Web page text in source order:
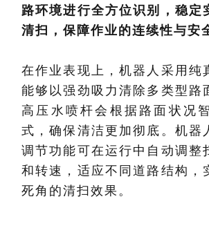
路环境进行全方位识别，稳定
清扫，保障作业的连续性与安
在作业表现上，机器人采用纯
能够以强劲吸力清除多类型路
高压水喷杆会根据路面状况
式，确保清洁更加彻底。机器
调节功能可在运行中自动调整
和转速，适应不同道路结构，
死角的清扫效果。